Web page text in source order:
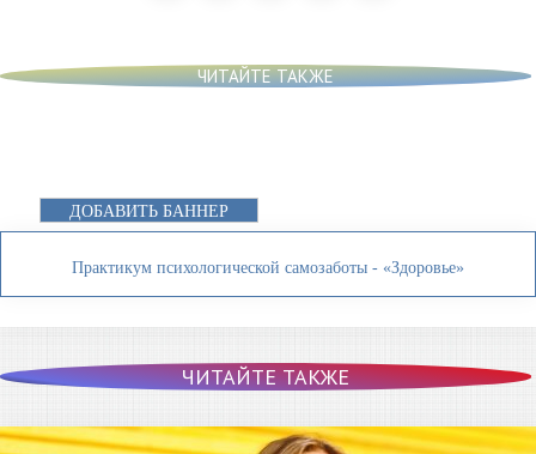
ЧИТАЙТЕ ТАКЖЕ
ДОБАВИТЬ БАННЕР
Практикум психологической самозаботы - «Здоровье»
ЧИТАЙТЕ ТАКЖЕ